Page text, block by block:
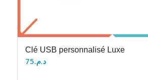
Clé USB personnalisé Luxe
د.م.75